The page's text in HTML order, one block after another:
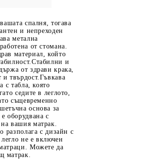
спалня, тогава
и непреходен
метална
от стомана.
материал, който
и
от здрави крака,
и твърдост.Гъвкава
с табла, която
седите в леглото,
същевременно
основа за
оборудвана с
вашия матрак.
разполага с дизайн с
не е включен
Можете да
матрак.